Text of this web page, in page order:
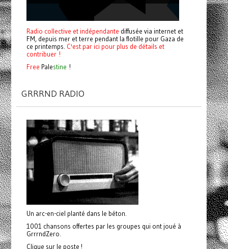
Radio collective et indépendante diffusée via internet et
FM, depuis mer et terre pendant la flotille pour Gaza de
ce printemps. C'est par ici pour plus de détails et
contribuer !
Free Palestine !
GRRRND RADIO
Un arc-en-ciel planté dans le béton.
1001 chansons offertes par les groupes qui ont joué à
GrrrndZero.
Clique sur le poste !